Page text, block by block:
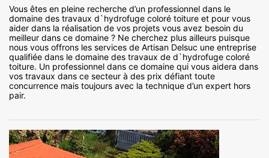
Vous êtes en pleine recherche d’un professionnel dans le
domaine des travaux d`hydrofuge coloré toiture et pour vous
aider dans la réalisation de vos projets vous avez besoin du
meilleur dans ce domaine ? Ne cherchez plus ailleurs puisque
nous vous offrons les services de Artisan Delsuc une entreprise
qualifiée dans le domaine des travaux de d`hydrofuge coloré
toiture. Un professionnel dans ce domaine qui vous aidera dans
vos travaux dans ce secteur à des prix défiant toute
concurrence mais toujours avec la technique d’un expert hors
pair.